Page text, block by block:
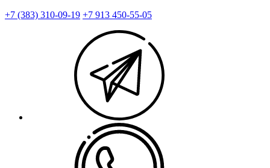
+7 (383) 310-09-19 +7 913 450-55-05